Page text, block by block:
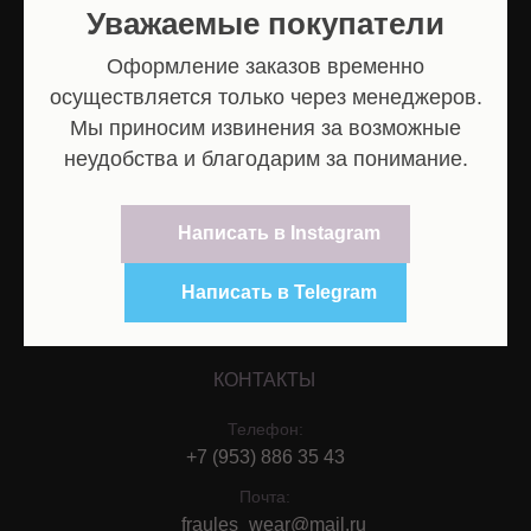
Уважаемые покупатели
Оформление заказов временно
осуществляется только через менеджеров.
Мы приносим извинения за возможные
неудобства и благодарим за понимание.
Написать в Instagram
Написать в Telegram
женской одежды
КЛИЕНТАМ
КОНТАКТЫ
доставка
Телефон:
Почта:
Обмен и
+7 (953) 886 35 43
fraules_wear@mail.ru
Политика
конфиденциальности
Договор оферта